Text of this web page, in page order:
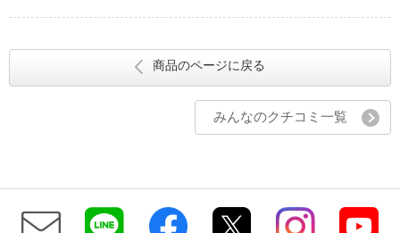
商品のページに戻る
みんなのクチコミ一覧